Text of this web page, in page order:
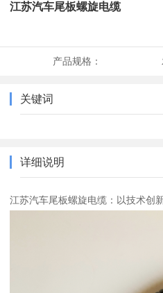
江苏汽车尾板螺旋电缆
产品规格：
关键词
详细说明
江苏汽车尾板螺旋电缆：以技术创